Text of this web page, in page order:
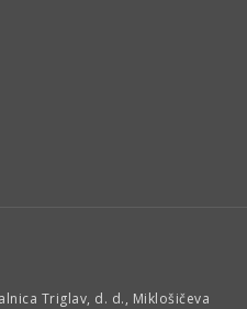
Triglav, d. d., Miklošičeva